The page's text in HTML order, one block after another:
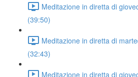
Meditazione in diretta di
(39:50)
Meditazione in diretta di
(32:43)
Meditazione in diretta di